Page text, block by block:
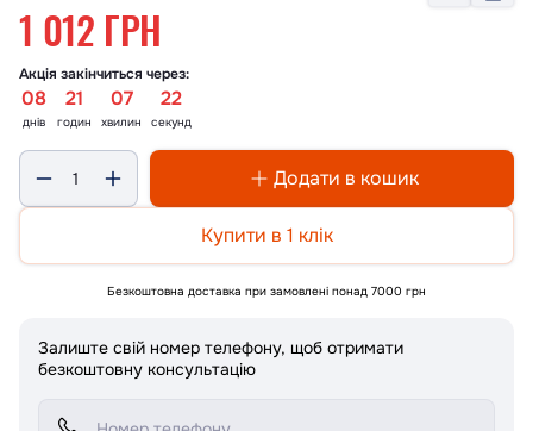
1 012 ГРН
Акція закінчиться через:
08
днів
21
годин
07
хвилин
21
секунд
Додати в кошик
Купити в 1 клік
Безкоштовна доставка при замовлені понад 7000 грн
Залиште свій номер телефону, щоб отримати
безкоштовну консультацію